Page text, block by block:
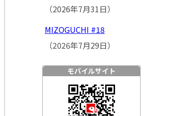
（2026年7月31日）
MIZOGUCHI #18
（2026年7月29日）
モバイルサイト